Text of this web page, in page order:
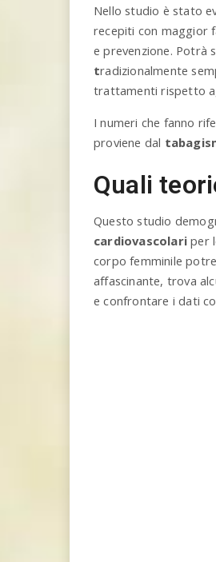
Nello studio è stato
recepiti con maggior
e prevenzione. Potrà
tradizionalmente
trattamenti rispetto
I numeri che fanno
proviene dal
Quali
Questo studio
cardiovascolari per
corpo femminile
affascinante, trova
e confrontare i dati